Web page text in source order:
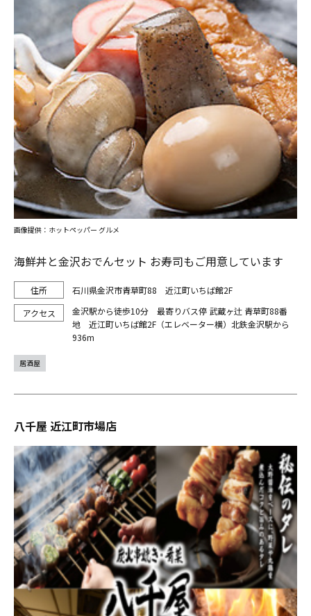
海鮮丼と金沢おでんセット お寿司もご用意しています
石川県金沢市青草町88 近江町いちば館2F
金沢駅から徒歩10分 最寄りバス停 武蔵ヶ辻 青草町88番
地 近江町いちば館2F（エレベーター横）北鉄金沢駅から
936m
画像提供：ホットペッパー グルメ
居酒屋
八千屋 近江町市場店